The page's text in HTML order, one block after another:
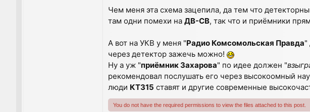
Чем меня эта схема зацепила, да тем что
там одни помехи на ДВ-СВ, так что и приёмники
А вот на УКВ у меня "Радио Комсомольская Правда"
через детектор зажечь можно!
Ну а уж "приёмник Захарова" по идее должен "
рекомендовал послушать его через высокоомный
люди КТ315 ставят и другие современные
You do not have the required permissions to view the files attached to this post.